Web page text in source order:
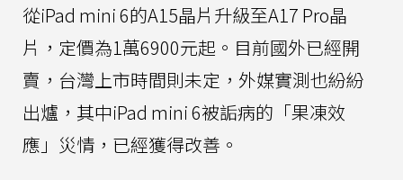
從iPad mini 6的A15晶片升級至A17 Pro晶
片，定價為1萬6900元起。目前國外已經開
賣，台灣上市時間則未定，外媒實測也紛紛
出爐，其中iPad mini 6被詬病的「果凍效
應」災情，已經獲得改善。